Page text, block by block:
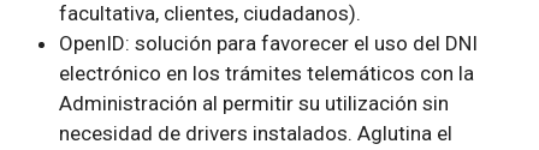
facultativa, clientes, ciudadanos).
OpenID: solución para favorecer el uso del DNI
electrónico en los trámites telemáticos con la
Administración al permitir su utilización sin
necesidad de drivers instalados. Aglutina el